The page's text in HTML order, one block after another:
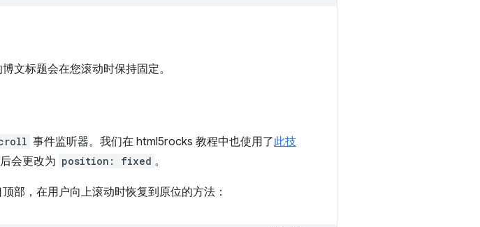
博文标题会在您滚动时保持固定。
事件监听器。我们在 html5rocks 教程中也使用了此技
会更改为 position: fixed 。
部，在用户向上滚动时恢复到原位的方法：